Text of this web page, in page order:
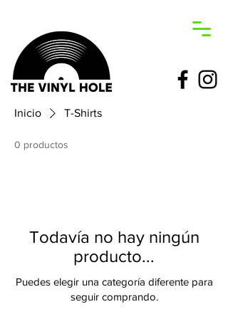
Inicio T-Shirts
0 productos
Todavía no hay ningún
producto...
Puedes elegir una categoría diferente para
seguir comprando.